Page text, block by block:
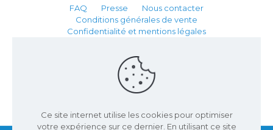
FAQ Presse
Nous contacter
Conditions générales de vente
Confidentialité et mentions légales
Ce site internet utilise les cookies pour optimiser
votre expérience sur ce dernier. En utilisant ce site